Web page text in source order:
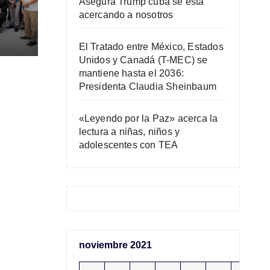
acercando a nosotros
El Tratado entre México, Estados
Unidos y Canadá (T-MEC) se
mantiene hasta el 2036:
Presidenta Claudia Sheinbaum
«Leyendo por la Paz» acerca la
lectura a niñas, niños y
adolescentes con TEA
noviembre 2021